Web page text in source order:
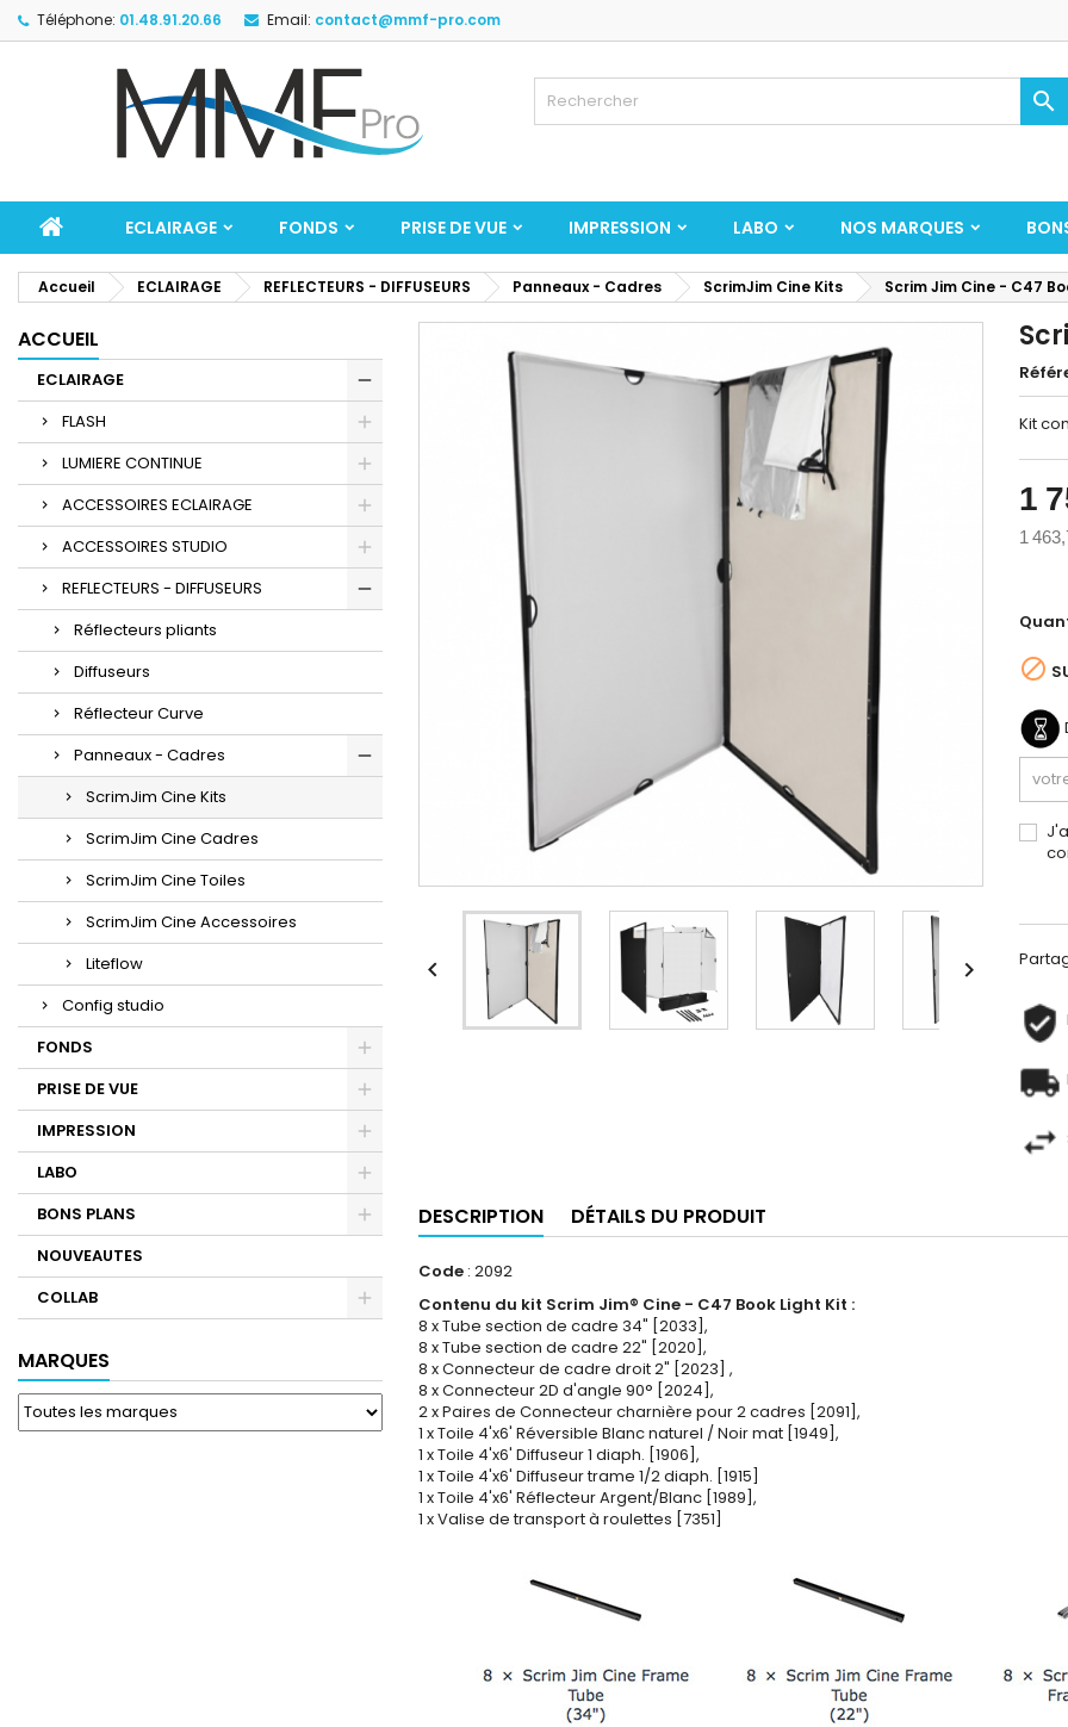
Téléphone: 01.48.91.20.66 Email: contact@mmf-pro.com

ECLAIRAGE FONDS PRISE DE VUE IMPRESSION LABO NOS MARQUES
Accueil ECLAIRAGE REFLECTEURS - DIFFUSEURS Panneaux - Cadres ScrimJim Cine Kits Scrim Jim Cine - C47
ACCUEIL
ECLAIRAGE
FLASH
LUMIERE CONTINUE
ACCESSOIRES ECLAIRAGE
ACCESSOIRES STUDIO
REFLECTEURS - DIFFUSEURS
Réflecteurs pliants
Diffuseurs
Réflecteur Curve
Panneaux - Cadres
ScrimJim Cine Kits
ScrimJim Cine Cadres
ScrimJim Cine Toiles
ScrimJim Cine Accessoires
Liteflow
Config studio
FONDS
PRISE DE VUE
IMPRESSION
LABO
BONS PLANS
NOUVEAUTES
COLLAB
MARQUES
 
Kit
1
1

DESCRIPTION DÉTAILS DU PRODUIT
Code : 2092
Contenu du kit Scrim Jim® Cine - C47 Book Light Kit :
8 x Tube section de cadre 34" [2033],
8 x Tube section de cadre 22" [2020],
8 x Connecteur de cadre droit 2" [2023] ,
8 x Connecteur 2D d'angle 90° [2024],
2 x Paires de Connecteur charnière pour 2 cadres [2091],
1 x Toile 4'x6' Réversible Blanc naturel / Noir mat [1949],
1 x Toile 4'x6' Diffuseur 1 diaph. [1906],
1 x Toile 4'x6' Diffuseur trame 1/2 diaph. [1915]
1 x Toile 4'x6' Réflecteur Argent/Blanc [1989],
1 x Valise de transport à roulettes [7351]